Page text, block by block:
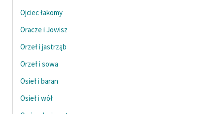
Ojciec łakomy
Oracze i Jowisz
Orzeł i jastrząb
Orzeł i sowa
Osieł i baran
Osieł i wół